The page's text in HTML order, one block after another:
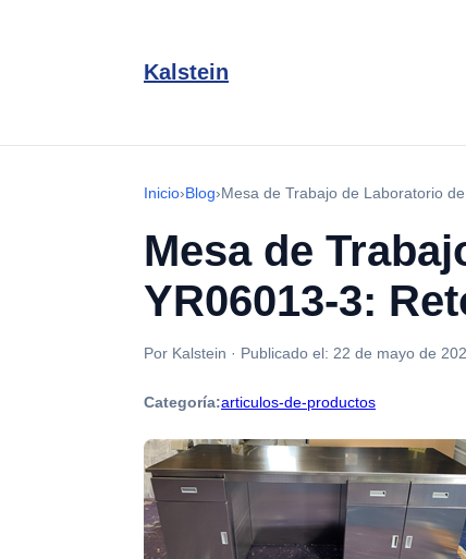
Kalstein
Inicio›Blog›Mesa de Trabajo de Laboratorio
Mesa de
YR06013-3:
Por Kalstein · Publicado el: 22 de mayo de
Categoría:articulos-de-productos